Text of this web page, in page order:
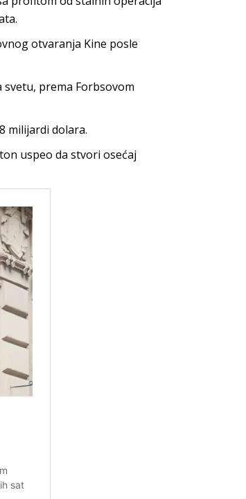
otvaranja Kine posle
prema Forbsovom
milijardi dolara.
uspeo da stvori osećaj